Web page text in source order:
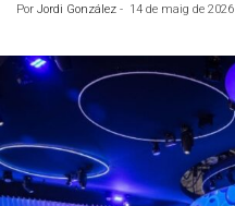
Por Jordi González - 14 de maig de 2026